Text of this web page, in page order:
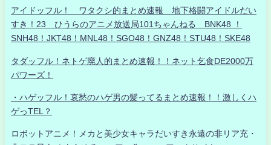
アイドッフル！ ワタクシ的まとめ速報 地下格闘アイドルだい
すき！23 ひうらのアニメ放送局101ちゃんねる BNK48 ！
SNH48！JKT48！MNL48！SGO48！GNZ48！STU48！SKE48
タダッフル！ネトゲ廃人的まとめ速報！！ネット乞食DE2000万
パワーズ！
・ハゲッフル！哀愁のハゲ男の髪ってるまとめ速報！！激しくハ
ゲっTEL？
ロボットアニメ！メカと美少女キャラだいすき永遠の非リア充・